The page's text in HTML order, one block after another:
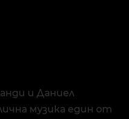
и Даниел
музика един от